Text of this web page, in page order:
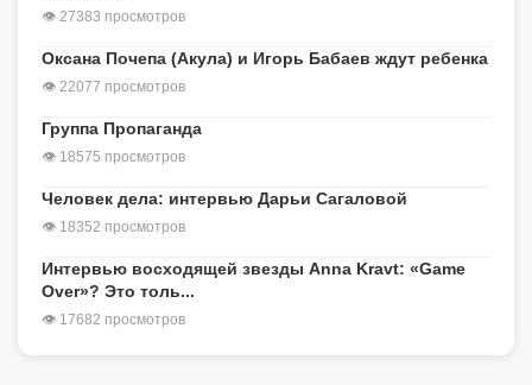
👁 27383 просмотров
Оксана Почепа (Акула) и Игорь Бабаев ждут ребенка
👁 22077 просмотров
Группа Пропаганда
👁 18575 просмотров
Человек дела: интервью Дарьи Сагаловой
👁 18352 просмотров
Интервью восходящей звезды Anna Kravt: «Game
Over»? Это толь...
👁 17682 просмотров